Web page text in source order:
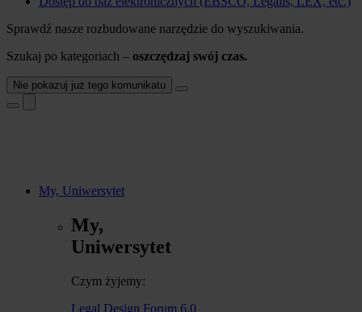
Sprawdź nasze rozbudowane narzędzie do wyszukiwania.
Szukaj po kategoriach – oszczędzaj swój czas.
Nie pokazuj już tego komunikatu
My, Uniwersytet
My,
Uniwersytet
Czym żyjemy:
Legal Design Forum 6.0